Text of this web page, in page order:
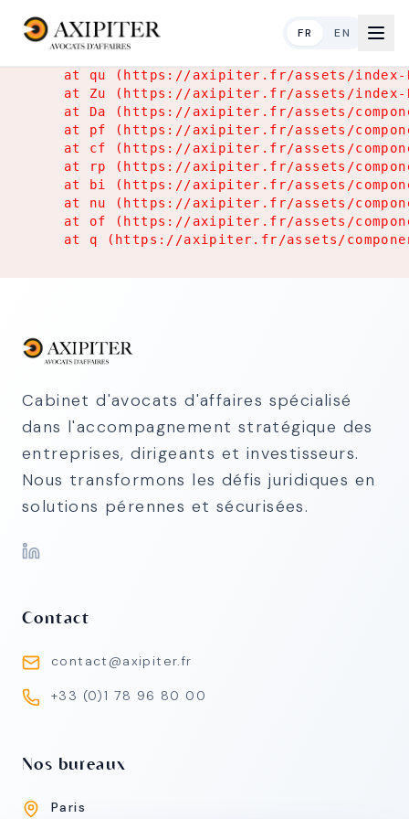
FR EN
at qu (https://axipiter.fr/assets/
at Zu (https://axipiter.fr/assets/
at Da (https://axipiter.fr/assets/
at pf (https://axipiter.fr/assets/
at cf (https://axipiter.fr/assets/
at rp (https://axipiter.fr/assets/
at bi (https://axipiter.fr/assets/
at nu (https://axipiter.fr/assets/
at of (https://axipiter.fr/assets/
at q (https://axipiter.fr/assets/
Cabinet d'avocats d'affaires spécialisé
dans l'accompagnement stratégique des
entreprises, dirigeants et investisseurs.
Nous transformons les défis juridiques en
solutions pérennes et sécurisées.
Contact
contact@axipiter.fr
+33 (0)1 78 96 80 00
Nos bureaux
Paris